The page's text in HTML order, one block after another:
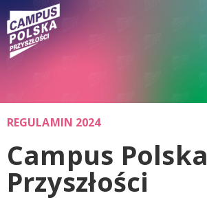
REGULAMIN 2024
Campus Polska
Przyszłości